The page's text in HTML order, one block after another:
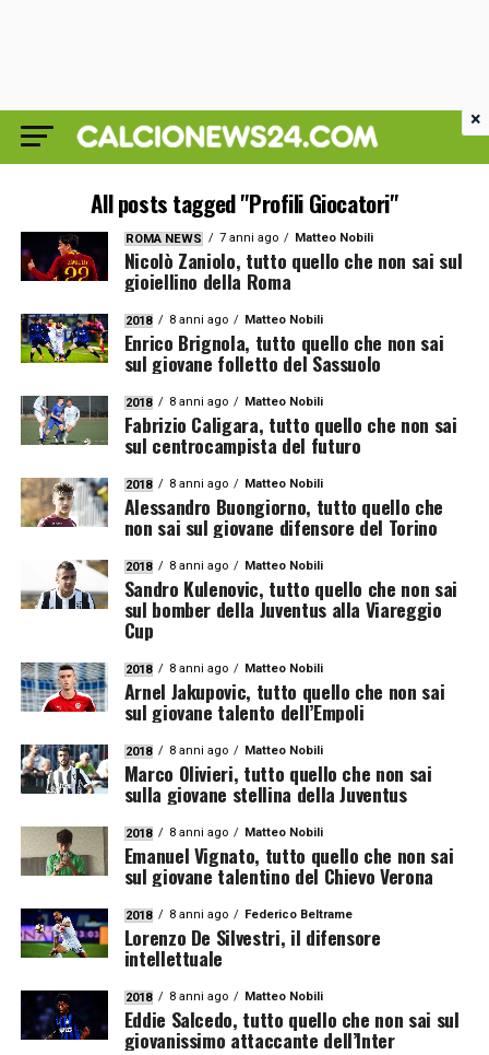
All posts tagged "Profili Giocatori"
ROMA NEWS 7 anni ago Matteo Nobili
Nicolò Zaniolo, tutto quello che non sai sul
gioiellino della Roma
2018 8 anni ago Matteo Nobili
Enrico Brignola, tutto quello che non sai
sul giovane folletto del Sassuolo
2018 8 anni ago Matteo Nobili
Fabrizio Caligara, tutto quello che non sai
sul centrocampista del futuro
2018 8 anni ago Matteo Nobili
Alessandro Buongiorno, tutto quello che
non sai sul giovane difensore del Torino
2018 8 anni ago Matteo Nobili
Sandro Kulenovic, tutto quello che non sai
sul bomber della Juventus alla Viareggio
Cup
2018 8 anni ago Matteo Nobili
Arnel Jakupovic, tutto quello che non sai
sul giovane talento dell’Empoli
2018 8 anni ago Matteo Nobili
Marco Olivieri, tutto quello che non sai
sulla giovane stellina della Juventus
2018 8 anni ago Matteo Nobili
Emanuel Vignato, tutto quello che non sai
sul giovane talentino del Chievo Verona
2018 8 anni ago Federico Beltrame
Lorenzo De Silvestri, il difensore
intellettuale
2018 8 anni ago Matteo Nobili
Eddie Salcedo, tutto quello che non sai sul
giovanissimo attaccante dell’Inter
×